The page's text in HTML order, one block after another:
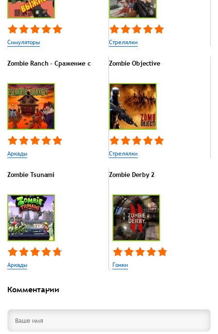
Симуляторы Стрелялки
Zombie Ranch - Сражение с
Аркады
Zombie Objective
Стрелялки
Zombie Tsunami
Аркады
Zombie Derby 2
Гонки
Комментарии